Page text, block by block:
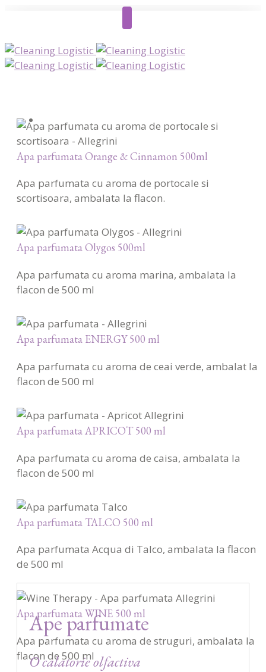
Apa parfumata Orange & Cinnamon 500ml
Apa parfumata cu aroma de portocale si
scortisoara, ambalata la flacon.
Apa parfumata Olygos 500ml
Apa parfumata cu aroma marina, ambalata la
flacon de 500 ml
Apa parfumata ENERGY 500 ml
Apa parfumata cu aroma de ceai verde, ambalat la
flacon de 500 ml
Apa parfumata APRICOT 500 ml
Apa parfumata cu aroma de caisa, ambalata la
flacon de 500 ml
Apa parfumata TALCO 500 ml
Apa parfumata Acqua di Talco, ambalata la flacon
de 500 ml
Apa parfumata WINE 500 ml
Apa parfumata cu aroma de struguri, ambalata la
flacon de 500 ml
Ape parfumate
O calatorie olfactiva